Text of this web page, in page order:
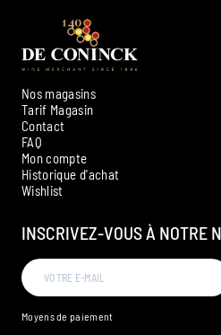
Nos magasins
Tarif Magasin
Contact
FAQ
Mon compte
Historique d'achat
Wishlist
INSCRIVEZ-VOUS À NOTRE
Moyens de paiement